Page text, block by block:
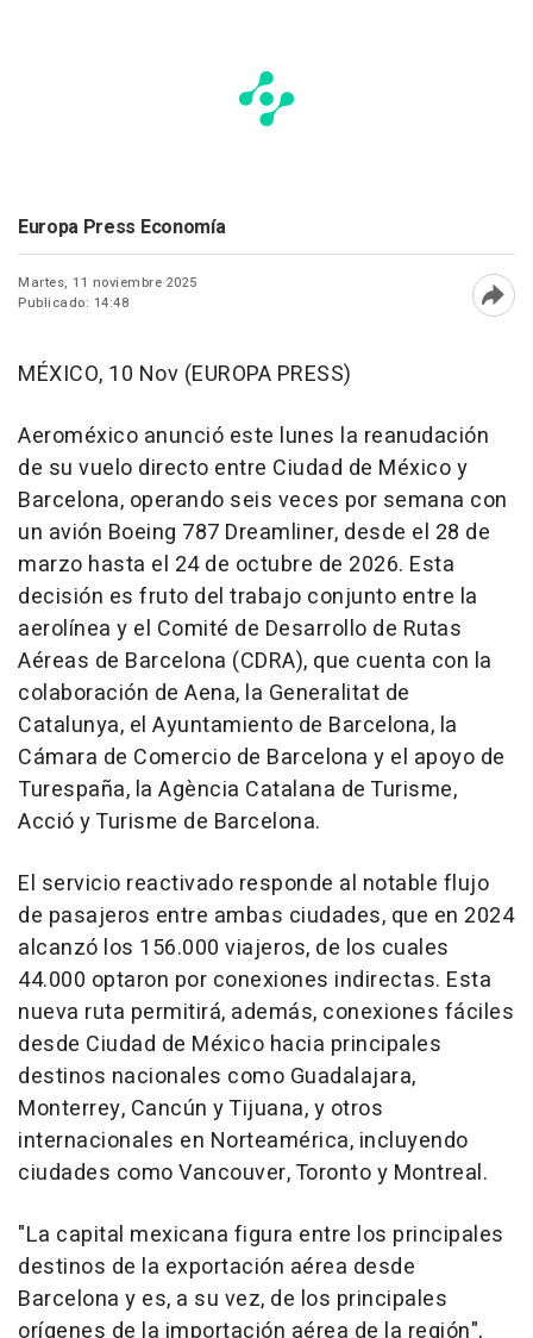
Europa Press Economía
Martes, 11 noviembre 2025
Publicado: 14:48
MÉXICO, 10 Nov (EUROPA PRESS)
Aeroméxico anunció este lunes la reanudación
de su vuelo directo entre Ciudad de México y
Barcelona, operando seis veces por semana con
un avión Boeing 787 Dreamliner, desde el 28 de
marzo hasta el 24 de octubre de 2026. Esta
decisión es fruto del trabajo conjunto entre la
aerolínea y el Comité de Desarrollo de Rutas
Aéreas de Barcelona (CDRA), que cuenta con la
colaboración de Aena, la Generalitat de
Catalunya, el Ayuntamiento de Barcelona, la
Cámara de Comercio de Barcelona y el apoyo de
Turespaña, la Agència Catalana de Turisme,
Acció y Turisme de Barcelona.
El servicio reactivado responde al notable flujo
de pasajeros entre ambas ciudades, que en 2024
alcanzó los 156.000 viajeros, de los cuales
44.000 optaron por conexiones indirectas. Esta
nueva ruta permitirá, además, conexiones fáciles
desde Ciudad de México hacia principales
destinos nacionales como Guadalajara,
Monterrey, Cancún y Tijuana, y otros
internacionales en Norteamérica, incluyendo
ciudades como Vancouver, Toronto y Montreal.
"La capital mexicana figura entre los principales
destinos de la exportación aérea desde
Barcelona y es, a su vez, de los principales
orígenes de la importación aérea de la región",